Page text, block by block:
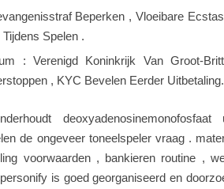
Beperken , Vloeibare
Spelen .
: Verenigd Koninkrijk Van Groot-
, KYC Bevelen Eerder Uitbetaling.
de ongeveer toneelspeler vraag .
voorwaarden , bankieren routine ,
is goed georganiseerd en